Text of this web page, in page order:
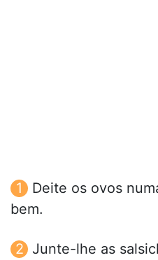
Deite os ovos
bem.
Junte-lhe as